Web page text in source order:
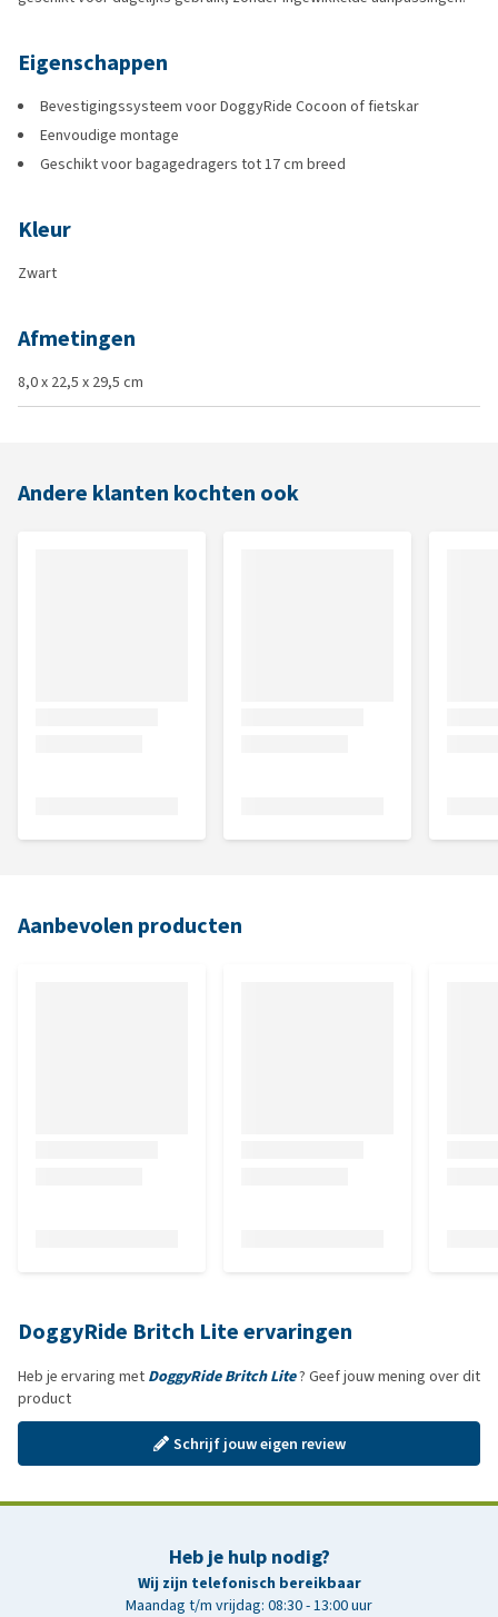
Eigenschappen
Bevestigingssysteem voor DoggyRide Cocoon of fietskar
Eenvoudige montage
Geschikt voor bagagedragers tot 17 cm breed
Kleur
Zwart
Afmetingen
8,0 x 22,5 x 29,5 cm
Andere klanten kochten ook
Aanbevolen producten
DoggyRide Britch Lite ervaringen
Heb je ervaring met DoggyRide Britch Lite? Geef jouw mening over dit
product
Schrijf jouw eigen review
Heb je hulp nodig?
Wij zijn telefonisch bereikbaar
Maandag t/m vrijdag: 08:30 - 13:00 uur